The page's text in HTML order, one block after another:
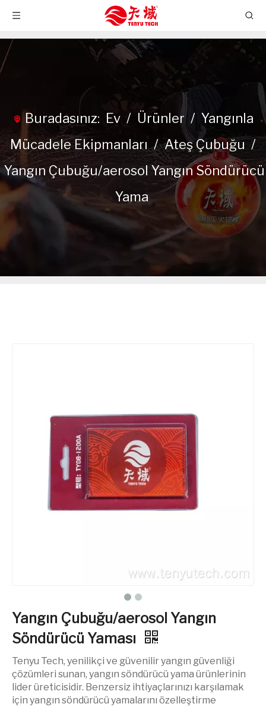
Buradasınız: Ev / Ürünler / Yangınla
Mücadele Ekipmanları /Ateş Çubuğu /
Yangın Çubuğu/aerosol Yangın Söndürücü
Yama
Yangın Çubuğu/aerosol Yangın
Söndürücü Yaması
Tenyu Tech, yenilikçi ve güvenilir yangın güvenliği
çözümleri sunan, yangın söndürücü yama ürünlerinin
lider üreticisidir. Benzersiz ihtiyaçlarınızı karşılamak
için yangın söndürücü yamalarını özelleştirme